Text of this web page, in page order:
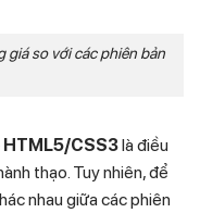
so với các phiên bản
HTML5/CSS3là điều
thạo. Tuy nhiên, để
nhau giữa các phiên